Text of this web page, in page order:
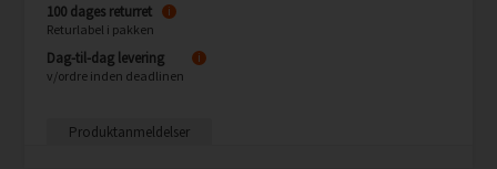
100 dages returret
Returlabel i pakken
i
Dag-til-dag levering
v/ordre inden deadlinen
i
Produktanmeldelser